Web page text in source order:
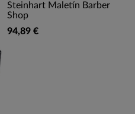
Steinhart Maletín Barber
Shop
94,89 €